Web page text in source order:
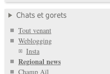
Chats et gorets
Tout venant
Weblogging
Insta
Regional news
Champ Aïl